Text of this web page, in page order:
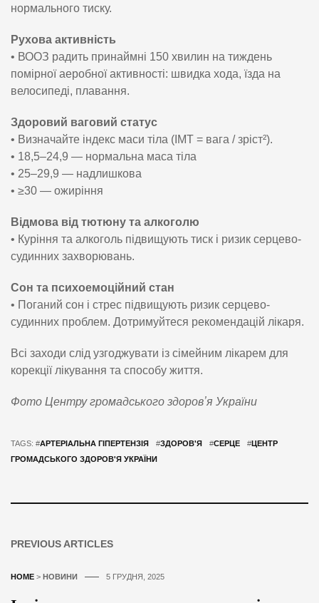
нормального тиску.
Рухова активність
• ВООЗ радить принаймні 150 хвилин на тиждень
помірної аеробної активності: швидка хода, їзда на
велосипеді, плавання.
Здоровий ваговий статус
• Визначайте індекс маси тіла (ІМТ = вага / зріст²).
• 18,5–24,9 — нормальна маса тіла
• 25–29,9 — надлишкова
• ≥30 — ожиріння
Відмова від тютюну та алкоголю
• Куріння та алкоголь підвищують тиск і ризик серцево-
судинних захворювань.
Сон та психоемоційний стан
• Поганий сон і стрес підвищують ризик серцево-
судинних проблем. Дотримуйтеся рекомендацій лікаря.
Всі заходи слід узгоджувати із сімейним лікарем для
корекції лікування та способу життя.
Фото Центру громадського здоровʼя України
TAGS: #АРТЕРІАЛЬНА ГІПЕРТЕНЗІЯ #ЗДОРОВ'Я #СЕРЦЕ #ЦЕНТР
ГРОМАДСЬКОГО ЗДОРОВ'Я УКРАЇНИ
PREVIOUS ARTICLES
HOME > НОВИНИ 5 ГРУДНЯ, 2025